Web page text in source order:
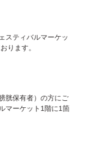
スティバルマーケッ
ります。
胱保有者）の方にご
マーケット1階に1箇